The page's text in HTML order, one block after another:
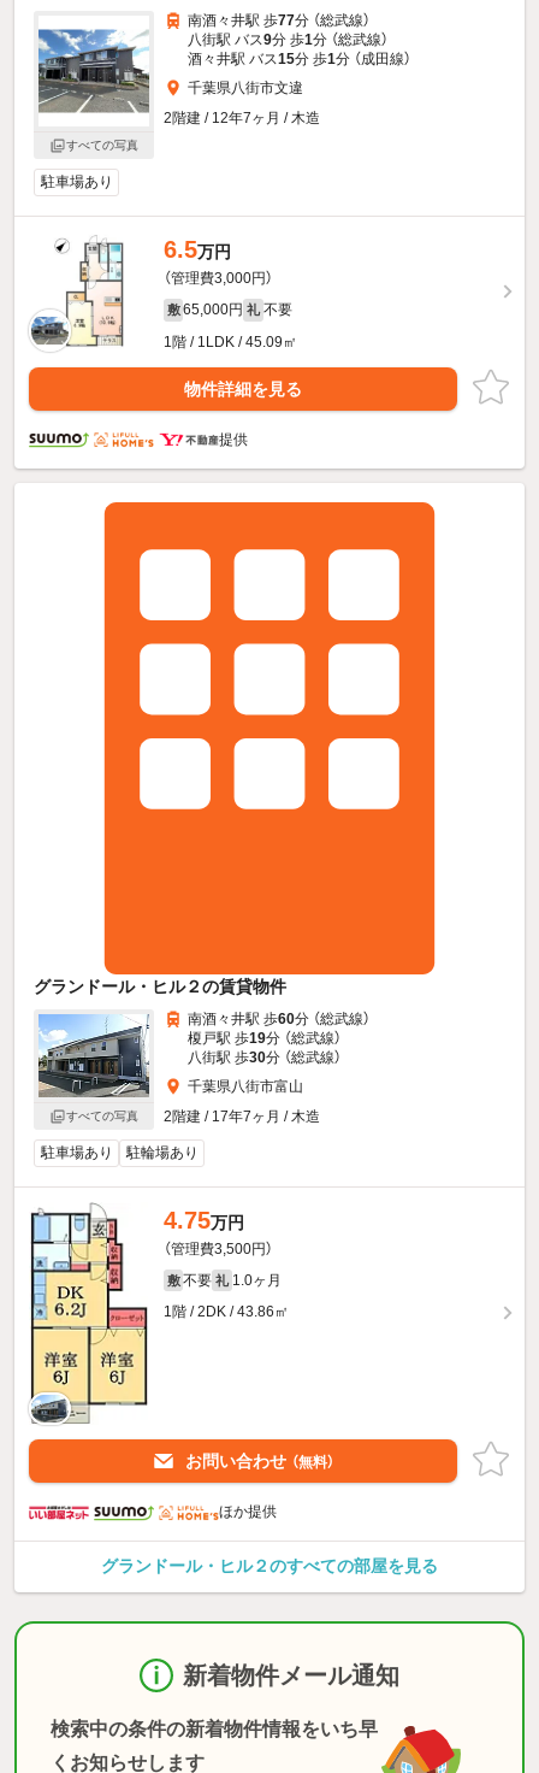
すべての写真
南酒々井駅 歩77分 （総武線）
八街駅 バス9分 歩1分 （総武線）
酒々井駅 バス15分 歩1分 （成田線）
千葉県八街市文違
2階建 / 12年7ヶ月 / 木造
駐車場あり
6.5万円
（管理費3,000円）
敷 65,000円 礼 不要
1階 / 1LDK / 45.09㎡
物件詳細を見る
提供
グランドール・ヒル２の賃貸物件
すべての写真
南酒々井駅 歩60分 （総武線）
榎戸駅 歩19分 （総武線）
八街駅 歩30分 （総武線）
千葉県八街市富山
2階建 / 17年7ヶ月 / 木造
駐車場あり 駐輪場あり
4.75万円
（管理費3,500円）
敷 不要 礼 1.0ヶ月
1階 / 2DK / 43.86㎡
お問い合わせ （無料）
ほか提供
グランドール・ヒル２のすべての部屋を見る
新着物件メール通知
検索中の条件の新着物件情報をいち早
くお知らせします